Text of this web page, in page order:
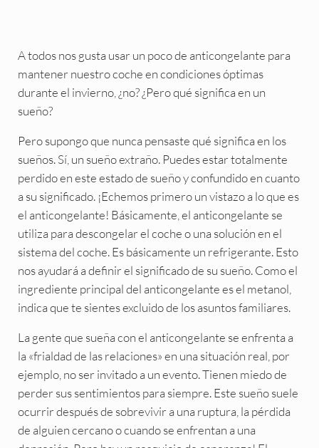
A todos nos gusta usar un poco de anticongelante para
mantener nuestro coche en condiciones óptimas
durante el invierno, ¿no? ¿Pero qué significa en un
sueño?
Pero supongo que nunca pensaste qué significa en los
sueños. Sí, un sueño extraño. Puedes estar totalmente
perdido en este estado de sueño y confundido en cuanto
a su significado. ¡Echemos primero un vistazo a lo que es
el anticongelante! Básicamente, el anticongelante se
utiliza para descongelar el coche o una solución en el
sistema del coche. Es básicamente un refrigerante. Esto
nos ayudará a definir el significado de su sueño. Como el
ingrediente principal del anticongelante es el metanol,
indica que te sientes excluido de los asuntos familiares.
La gente que sueña con el anticongelante se enfrenta a
la «frialdad de las relaciones» en una situación real, por
ejemplo, no ser invitado a un evento. Tienen miedo de
perder sus sentimientos para siempre. Este sueño suele
ocurrir después de sobrevivir a una ruptura, la pérdida
de alguien cercano o cuando se enfrentan a una